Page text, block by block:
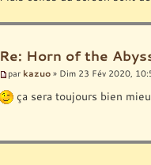
Re: Horn of the
par kazuo » Dim 23 Fév 2020,
ça sera toujours bien